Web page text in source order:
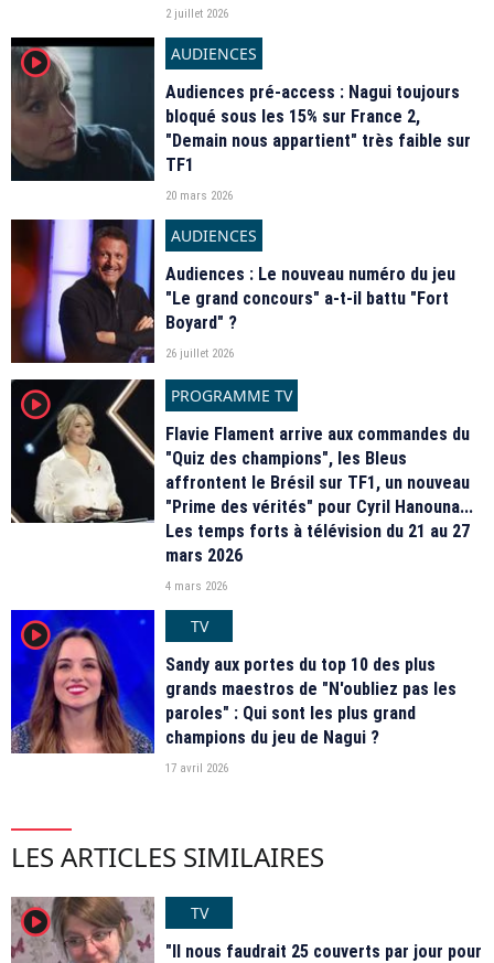
2 juillet 2026
player2
AUDIENCES
Audiences pré-access : Nagui toujours
bloqué sous les 15% sur France 2,
"Demain nous appartient" très faible sur
TF1
20 mars 2026
AUDIENCES
Audiences : Le nouveau numéro du jeu
"Le grand concours" a-t-il battu "Fort
Boyard" ?
26 juillet 2026
player2
PROGRAMME TV
Flavie Flament arrive aux commandes du
"Quiz des champions", les Bleus
affrontent le Brésil sur TF1, un nouveau
"Prime des vérités" pour Cyril Hanouna...
Les temps forts à télévision du 21 au 27
mars 2026
4 mars 2026
player2
TV
Sandy aux portes du top 10 des plus
grands maestros de "N'oubliez pas les
paroles" : Qui sont les plus grand
champions du jeu de Nagui ?
17 avril 2026
LES ARTICLES SIMILAIRES
player2
TV
"Il nous faudrait 25 couverts par jour pour